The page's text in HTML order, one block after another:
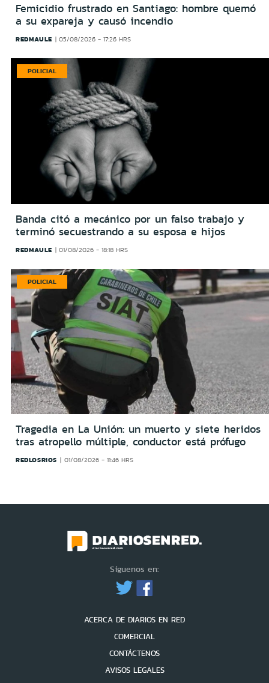
Femicidio frustrado en Santiago: hombre quemó
a su expareja y causó incendio
REDMAULE 05/08/2026 - 17:26 HRS
POLICIAL
Banda citó a mecánico por un falso trabajo y
terminó secuestrando a su esposa e hijos
REDMAULE 01/08/2026 - 18:18 HRS
POLICIAL
Tragedia en La Unión: un muerto y siete heridos
tras atropello múltiple, conductor está prófugo
REDLOSRIOS 01/08/2026 - 11:46 HRS
Síguenos en:
ACERCA DE DIARIOS EN RED
COMERCIAL
CONTÁCTENOS
AVISOS LEGALES